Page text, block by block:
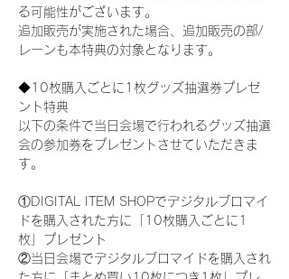
る可能性がございます。
追加販売が実施された場合、追加販売の部/
レーンも本特典の対象となります。
◆10枚購入ごとに1枚グッズ抽選券プレゼ
ント特典
以下の条件で当日会場で行われるグッズ抽選
会の参加券をプレゼントさせていただきま
す。
①DIGITAL ITEM SHOPでデジタルブロマイ
ドを購入された方に「10枚購入ごとに1
枚」プレゼント
②当日会場でデジタルブロマイドを購入され